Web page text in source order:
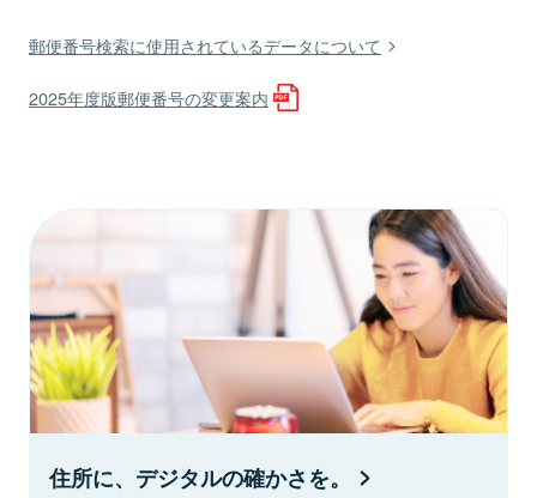
郵便番号検索に使用されているデータについて
2025年度版郵便番号の変更案内
住所に、デジタルの確かさを。